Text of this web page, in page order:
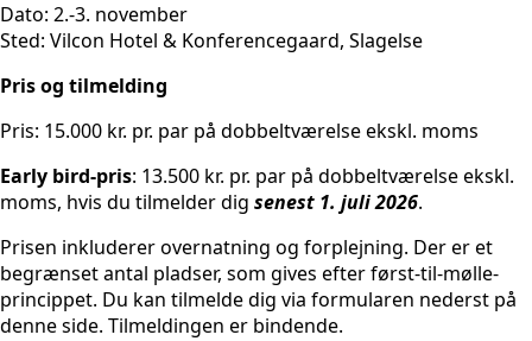
Dato: 2.-3. november
Sted: Vilcon Hotel & Konferencegaard, Slagelse
Pris og tilmelding
Pris: 15.000 kr. pr. par på dobbeltværelse ekskl. moms
Early bird-pris: 13.500 kr. pr. par på dobbeltværelse ekskl.
moms, hvis du tilmelder dig senest 1. juli 2026.
Prisen inkluderer overnatning og forplejning. Der er et
begrænset antal pladser, som gives efter først-til-mølle-
princippet. Du kan tilmelde dig via formularen nederst på
denne side. Tilmeldingen er bindende.